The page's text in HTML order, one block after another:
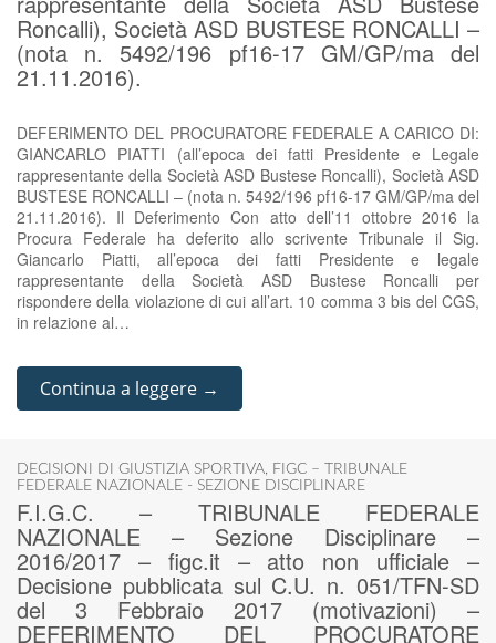
Roncalli), Società ASD BUSTESE RONCALLI –
(nota n. 5492/196 pf16-17 GM/GP/ma del
21.11.2016).
DEFERIMENTO DEL PROCURATORE FEDERALE A CARICO DI:
GIANCARLO PIATTI (all’epoca dei fatti Presidente e Legale
rappresentante della Società ASD Bustese Roncalli), Società ASD
BUSTESE RONCALLI – (nota n. 5492/196 pf16-17 GM/GP/ma del
21.11.2016). Il Deferimento Con atto dell’11 ottobre 2016 la
Procura Federale ha deferito allo scrivente Tribunale il Sig.
Giancarlo Piatti, all’epoca dei fatti Presidente e legale
rappresentante della Società ASD Bustese Roncalli per
rispondere della violazione di cui all’art. 10 comma 3 bis del CGS,
in relazione al…
Continua a leggere →
DECISIONI DI GIUSTIZIA SPORTIVA, FIGC – TRIBUNALE
FEDERALE NAZIONALE - SEZIONE DISCIPLINARE
F.I.G.C. – TRIBUNALE FEDERALE
NAZIONALE – Sezione Disciplinare –
2016/2017 – figc.it – atto non ufficiale –
Decisione pubblicata sul C.U. n. 051/TFN-SD
del 3 Febbraio 2017 (motivazioni) –
DEFERIMENTO DEL PROCURATORE